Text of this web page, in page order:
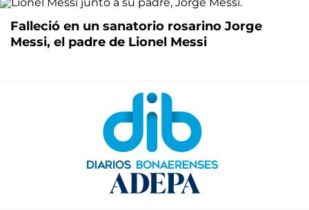
Falleció en un sanatorio rosarino Jorge
Messi, el padre de Lionel Messi